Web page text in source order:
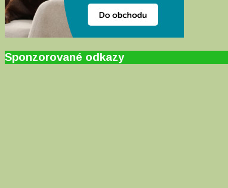
Sponzorované odkazy